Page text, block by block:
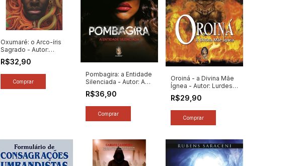
Oxumaré: o Arco-íris
Sagrado - Autor:
Lurdes de Campos
Vieira (2023) [novo]
R$32,90
Pombagira: a Entidade
Silenciada - Autor: Ana
Mametto (2024)
[novo]
R$36,90
Oroiná - a Divina Mãe
Ígnea - Autor: Lurdes
de Campos Vieira
(2024) [novo]
R$29,90